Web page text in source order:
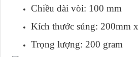
Chiều dài vòi: 100 mm
Kích thước súng: 200mm
Trọng lượng: 200 gram